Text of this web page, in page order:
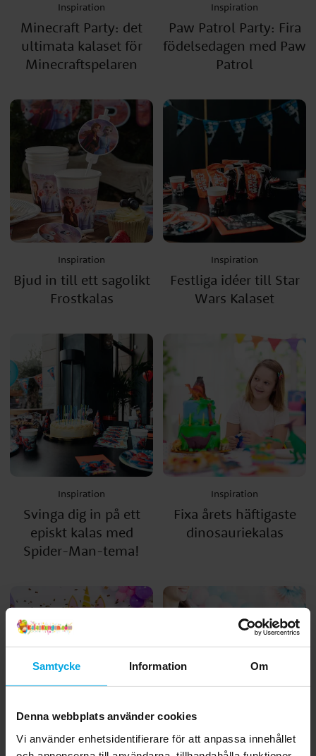
Samtycke Information Om
Denna webbplats använder cookies
Vi använder enhetsidentifierare för att anpassa innehållet
Inspiration
Minecraft Party: det
ultimata kalaset för
Minecraftspelaren
Inspiration
Paw Patrol Party: Fira
födelsedagen med Paw
Patrol
Inspiration
Bjud in till ett sagolikt
Frostkalas
Inspiration
Festliga idéer till Star
Wars Kalaset
Inspiration
Svinga dig in på ett
episkt kalas med
Spider-Man-tema!
Inspiration
Fixa årets häftigaste
dinosauriekalas
Inspiration Inspiration